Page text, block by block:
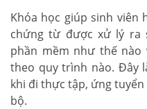
Khóa học giúp sinh viên
chứng từ được xử lý ra
phần mềm như thế nào
theo quy trình nào. Đây
khi đi thực tập, ứng
bộ.